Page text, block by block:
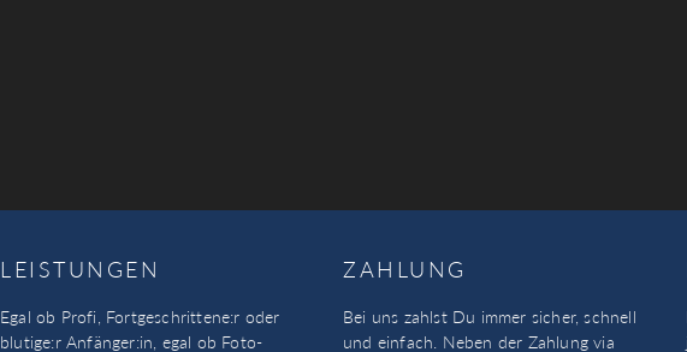
LEISTUNGEN
Egal ob Profi, Fortgeschrittene:r oder
blutige:r Anfänger:in, egal ob Foto-
ZAHLUNG
Bei uns zahlst Du immer sicher, schnell
und einfach. Neben der Zahlung via